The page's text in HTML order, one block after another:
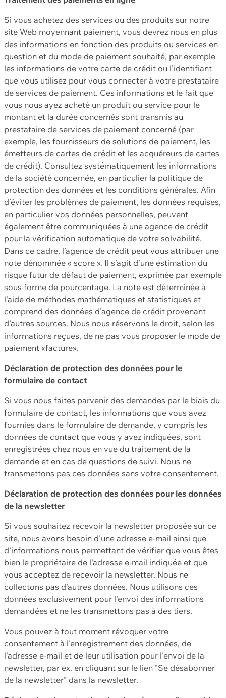
Si vous achetez des services ou des produits sur notre
site Web moyennant paiement, vous devrez nous en plus
des informations en fonction des produits ou services en
question et du mode de paiement souhaité, par exemple
les informations de votre carte de crédit ou l’identifiant
que vous utilisez pour vous connecter à votre prestataire
de services de paiement. Ces informations et le fait que
vous nous ayez acheté un produit ou service pour le
montant et la durée concernés sont transmis au
prestataire de services de paiement concerné (par
exemple, les fournisseurs de solutions de paiement, les
émetteurs de cartes de crédit et les acquéreurs de cartes
de crédit). Consultez systématiquement les informations
de la société concernée, en particulier la politique de
protection des données et les conditions générales. Afin
d’éviter les problèmes de paiement, les données requises,
en particulier vos données personnelles, peuvent
également être communiquées à une agence de crédit
pour la vérification automatique de votre solvabilité.
Dans ce cadre, l’agence de crédit peut vous attribuer une
note dénommée « score ». Il s’agit d’une estimation du
risque futur de défaut de paiement, exprimée par exemple
sous forme de pourcentage. La note est déterminée à
l’aide de méthodes mathématiques et statistiques et
comprend des données d’agence de crédit provenant
d’autres sources. Nous nous réservons le droit, selon les
informations reçues, de ne pas vous proposer le mode de
paiement «facture».
Déclaration de protection des données pour le
formulaire de contact
Si vous nous faites parvenir des demandes par le biais du
formulaire de contact, les informations que vous avez
fournies dans le formulaire de demande, y compris les
données de contact que vous y avez indiquées, sont
enregistrées chez nous en vue du traitement de la
demande et en cas de questions de suivi. Nous ne
transmettons pas ces données sans votre consentement.
Déclaration de protection des données pour les données
de la newsletter
Si vous souhaitez recevoir la newsletter proposée sur ce
site, nous avons besoin d'une adresse e-mail ainsi que
d'informations nous permettant de vérifier que vous êtes
bien le propriétaire de l'adresse e-mail indiquée et que
vous acceptez de recevoir la newsletter. Nous ne
collectons pas d'autres données. Nous utilisons ces
données exclusivement pour l'envoi des informations
demandées et ne les transmettons pas à des tiers.
Vous pouvez à tout moment révoquer votre
consentement à l'enregistrement des données, de
l'adresse e-mail et de leur utilisation pour l'envoi de la
newsletter, par ex. en cliquant sur le lien "Se désabonner
de la newsletter" dans la newsletter.